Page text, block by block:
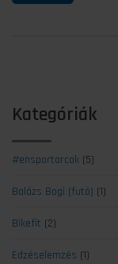
Kategóriák
#ensportarcok (5)
Balázs Bogi (futó) (1)
Bikefit (2)
Edzéselemzés (1)